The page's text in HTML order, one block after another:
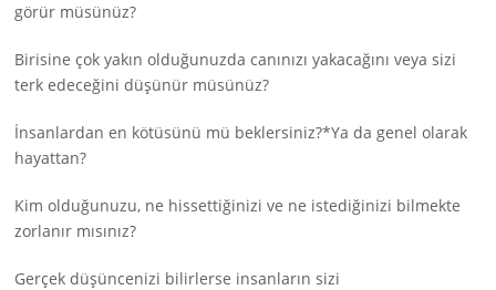
görür müsünüz?
Birisine çok yakın olduğunuzda canınızı yakacağını veya sizi
terk edeceğini düşünür müsünüz?
İnsanlardan en kötüsünü mü beklersiniz?*Ya da genel olarak
hayattan?
Kim olduğunuzu, ne hissettiğinizi ve ne istediğinizi bilmekte
zorlanır mısınız?
Gerçek düşüncenizi bilirlerse insanların sizi